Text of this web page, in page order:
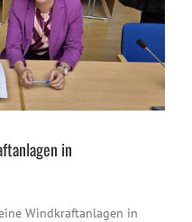
in
Windkraftanlagen in